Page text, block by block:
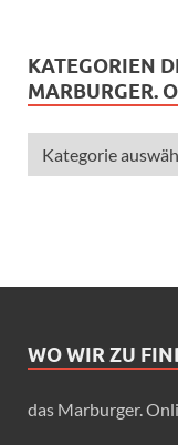
KATEGORIEN
MARBURGER.
WO WIR ZU
das Marburger.